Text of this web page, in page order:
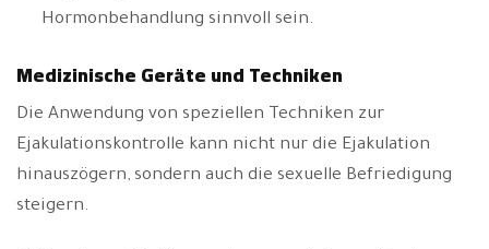
Hormonbehandlung sinnvoll sein.
Medizinische Geräte und Techniken
Die Anwendung von speziellen Techniken zur
Ejakulationskontrolle kann nicht nur die Ejakulation
hinauszögern, sondern auch die sexuelle Befriedigung
steigern.